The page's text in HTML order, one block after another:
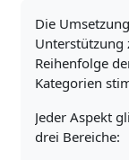
Die
Unterstützung
Reihenfolge
Kategorien
Jeder Aspekt
drei Bereiche: